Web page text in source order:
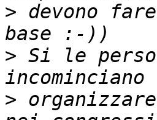
> devono
> Si le
>